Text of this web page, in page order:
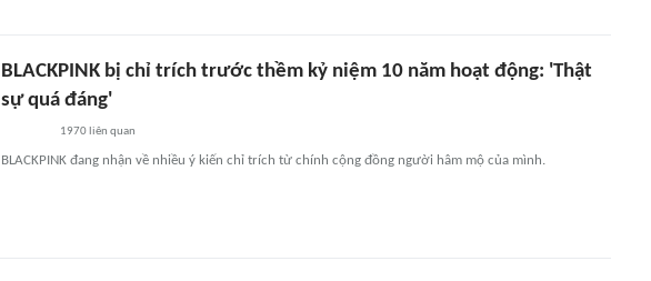
BLACKPINK bị chỉ trích trước thềm kỷ niệm 10 năm hoạt động: 'Thật
sự quá đáng'
1970liên quan
BLACKPINK đang nhận về nhiều ý kiến chỉ trích từ chính cộng đồng người hâm mộ của mình.